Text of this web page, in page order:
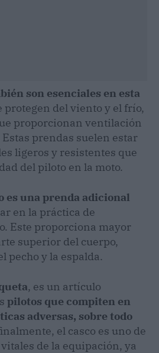
son esenciales en esta
protegen del viento y el frío,
proporcionan ventilación
prendas suelen estar
ligeros y resistentes que
del piloto en la moto.
es una prenda adicional
en la práctica de
Este proporciona mayor
superior del cuerpo,
pecho y la espalda.
, es un artículo
pilotos que compiten en
adversas, sobre todo
el casco es uno de
de la equipación, ya